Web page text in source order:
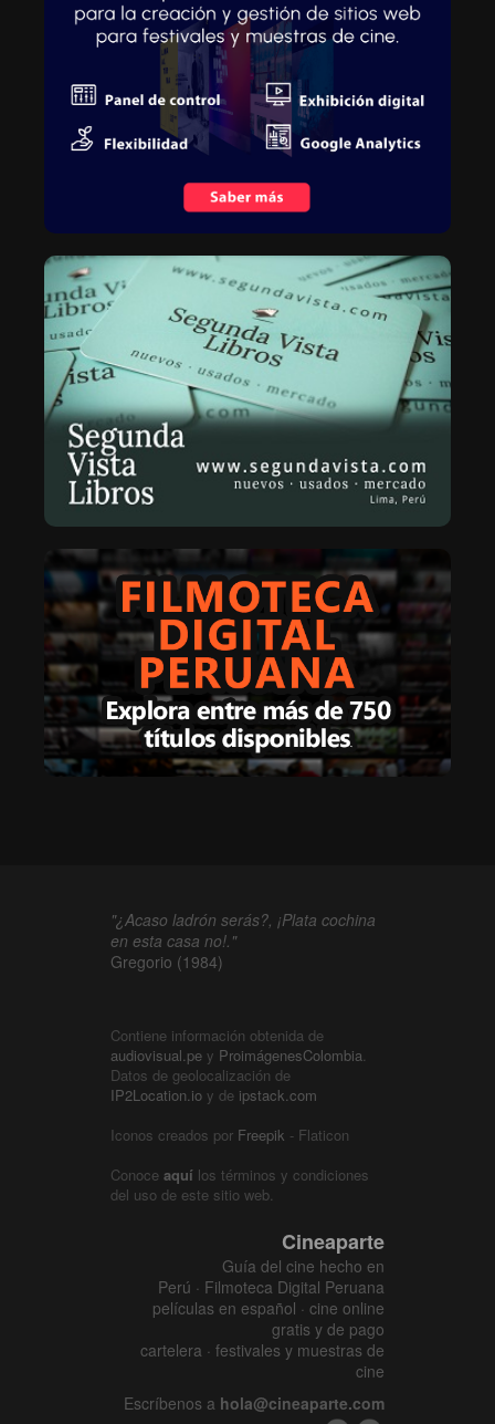
"¿Acaso ladrón serás?, ¡Plata cochina
en esta casa no!."
Gregorio (1984)
Contiene información obtenida de
audiovisual.pe y ProimágenesColombia.
Datos de geolocalización de
IP2Location.io y de ipstack.com
Iconos creados por Freepik - Flaticon
Conoce aquí los términos y condiciones
del uso de este sitio web.
Cineaparte
Guía del cine hecho en
Perú · Filmoteca Digital Peruana
películas en español · cine online
gratis y de pago
cartelera · festivales y muestras de
cine
Escríbenos a hola@cineaparte.com